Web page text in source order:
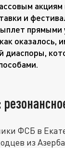
акциям
и
прямыми
оказалось,
диаспоры,
ФСБ в
из